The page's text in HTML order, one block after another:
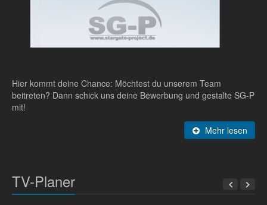
Hier kommt deine Chance: Möchtest du unserem Team
beitreten? Dann schick uns deine Bewerbung und gestalte SG-P
mit!
Mehr lesen
TV-Planer